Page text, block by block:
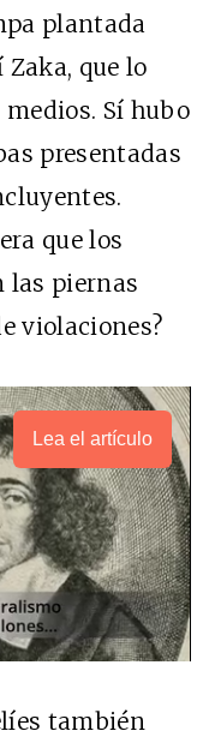
plantada
que lo
Sí hubo
presentadas
que los
las piernas
violaciones?
Lea el artículo
también